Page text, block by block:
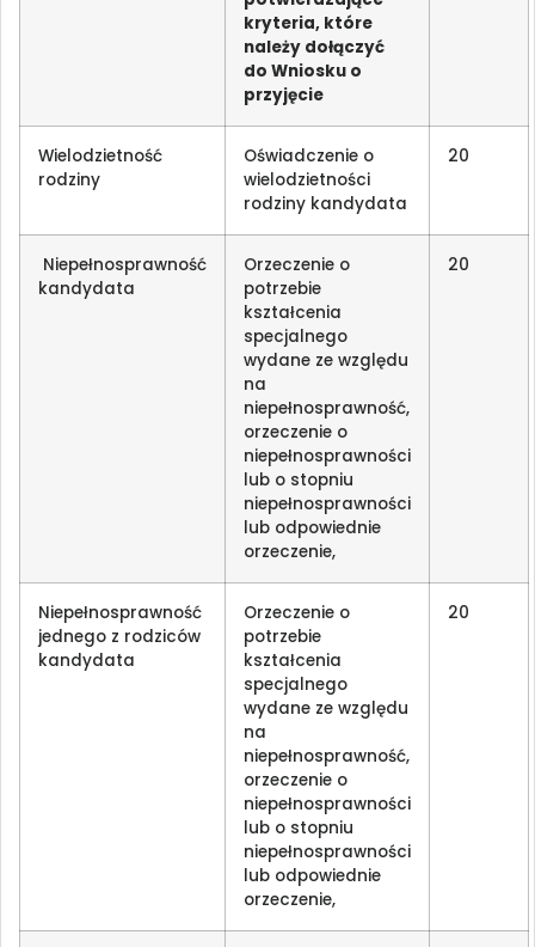
kryteria, które
należy dołączyć
do Wniosku o
przyjęcie
Wielodzietność
rodziny
Oświadczenie o
wielodzietności
rodziny kandydata
20
Niepełnosprawność
kandydata
Orzeczenie o
potrzebie
kształcenia
specjalnego
wydane ze względu
na
niepełnosprawność,
orzeczenie o
niepełnosprawności
lub o stopniu
niepełnosprawności
lub odpowiednie
orzeczenie,
20
Niepełnosprawność
jednego z rodziców
kandydata
Orzeczenie o
potrzebie
kształcenia
specjalnego
wydane ze względu
na
niepełnosprawność,
orzeczenie o
niepełnosprawności
lub o stopniu
niepełnosprawności
lub odpowiednie
orzeczenie,
20